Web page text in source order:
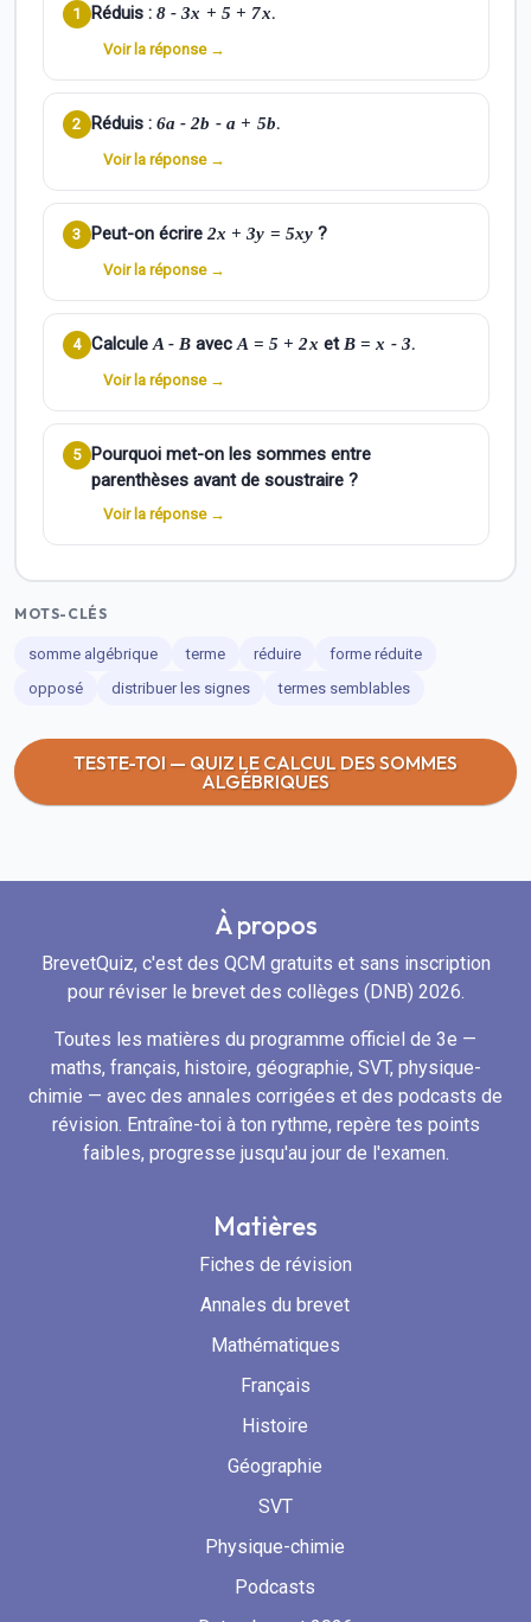
1 Réduis : 8 - 3x + 5 + 7x.
Voir la réponse →
2 Réduis : 6a - 2b - a + 5b.
Voir la réponse →
3 Peut-on écrire 2x + 3y = 5xy ?
Voir la réponse →
4 Calcule A - B avecA = 5 + 2x et B = x - 3.
Voir la réponse →
5 Pourquoi met-on les sommes entre
parenthèses avant de soustraire ?
Voir la réponse →
MOTS-CLÉS
somme algébrique terme réduire
forme réduite
opposé
distribuer les signes termes semblables
TESTE-TOI — QUIZ LE CALCUL DES SOMMES
ALGÉBRIQUES
À propos
BrevetQuiz, c'est des QCM gratuits et sans inscription
pour réviser le brevet des collèges (DNB) 2026.
Toutes les matières du programme officiel de 3e —
maths, français, histoire, géographie, SVT, physique-
chimie — avec des annales corrigées et des podcasts de
révision. Entraîne-toi à ton rythme, repère tes points
faibles, progresse jusqu'au jour de l'examen.
Matières
Fiches de révision
Annales du brevet
Mathématiques
Français
Histoire
Géographie
SVT
Physique-chimie
Podcasts